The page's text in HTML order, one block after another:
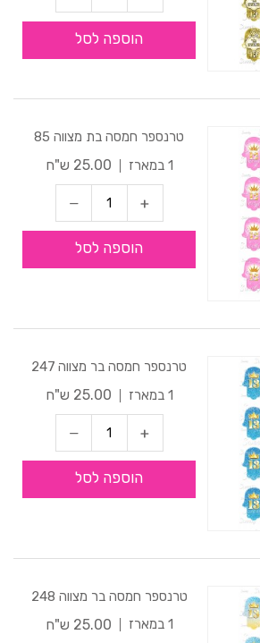
הוספה לסל
טרנספר חמסה בת מצווה 85
1 במארז
25.00 ש"ח
הוספה לסל
טרנספר חמסה בר מצווה 247
1 במארז
25.00 ש"ח
הוספה לסל
טרנספר חמסה בר מצווה 248
1 במארז
25.00 ש"ח